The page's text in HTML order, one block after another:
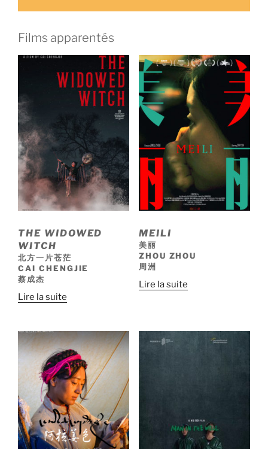
Films apparentés
THE WIDOWED
WITCH
北方一片苍茫
CAI CHENGJIE
蔡成杰
Lire la suite
MEILI
美丽
ZHOU ZHOU
周洲
Lire la suite